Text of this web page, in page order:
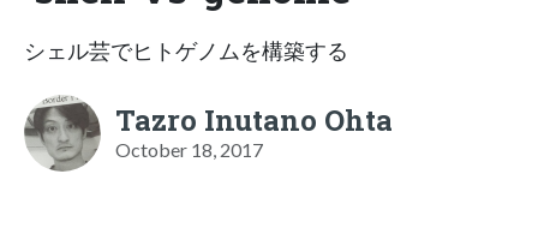
シェル芸でヒトゲノムを構築する
Tazro Inutano Ohta
October 18, 2017